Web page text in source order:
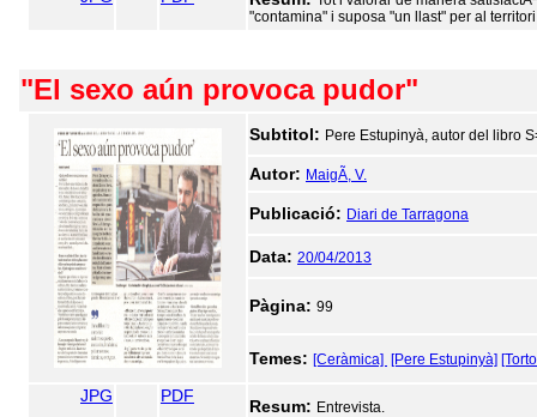
"contamina" i suposa "un llast" per al
"El sexo aún provoca pudor"
Subtitol: Pere Estupinyà, autor del libro
Autor: MaigÃ­, V.
Publicació: Diari de Tarragona
Data: 20/04/2013
Pàgina: 99
Temes: [Ceràmica] [Pere Estupinyà]
JPG PDF
Resum: Entrevista.